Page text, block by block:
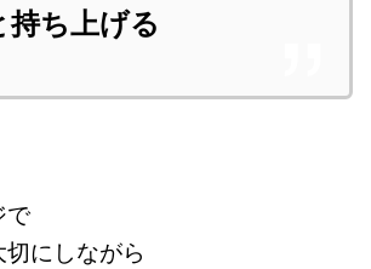
持ち上げる
で
にしながら